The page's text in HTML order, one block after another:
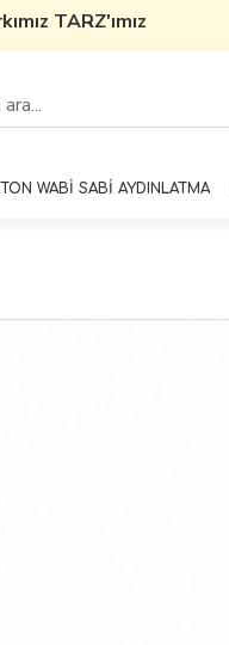
TARZ'ımız5000
WABİ SABİ AYDINLATMA